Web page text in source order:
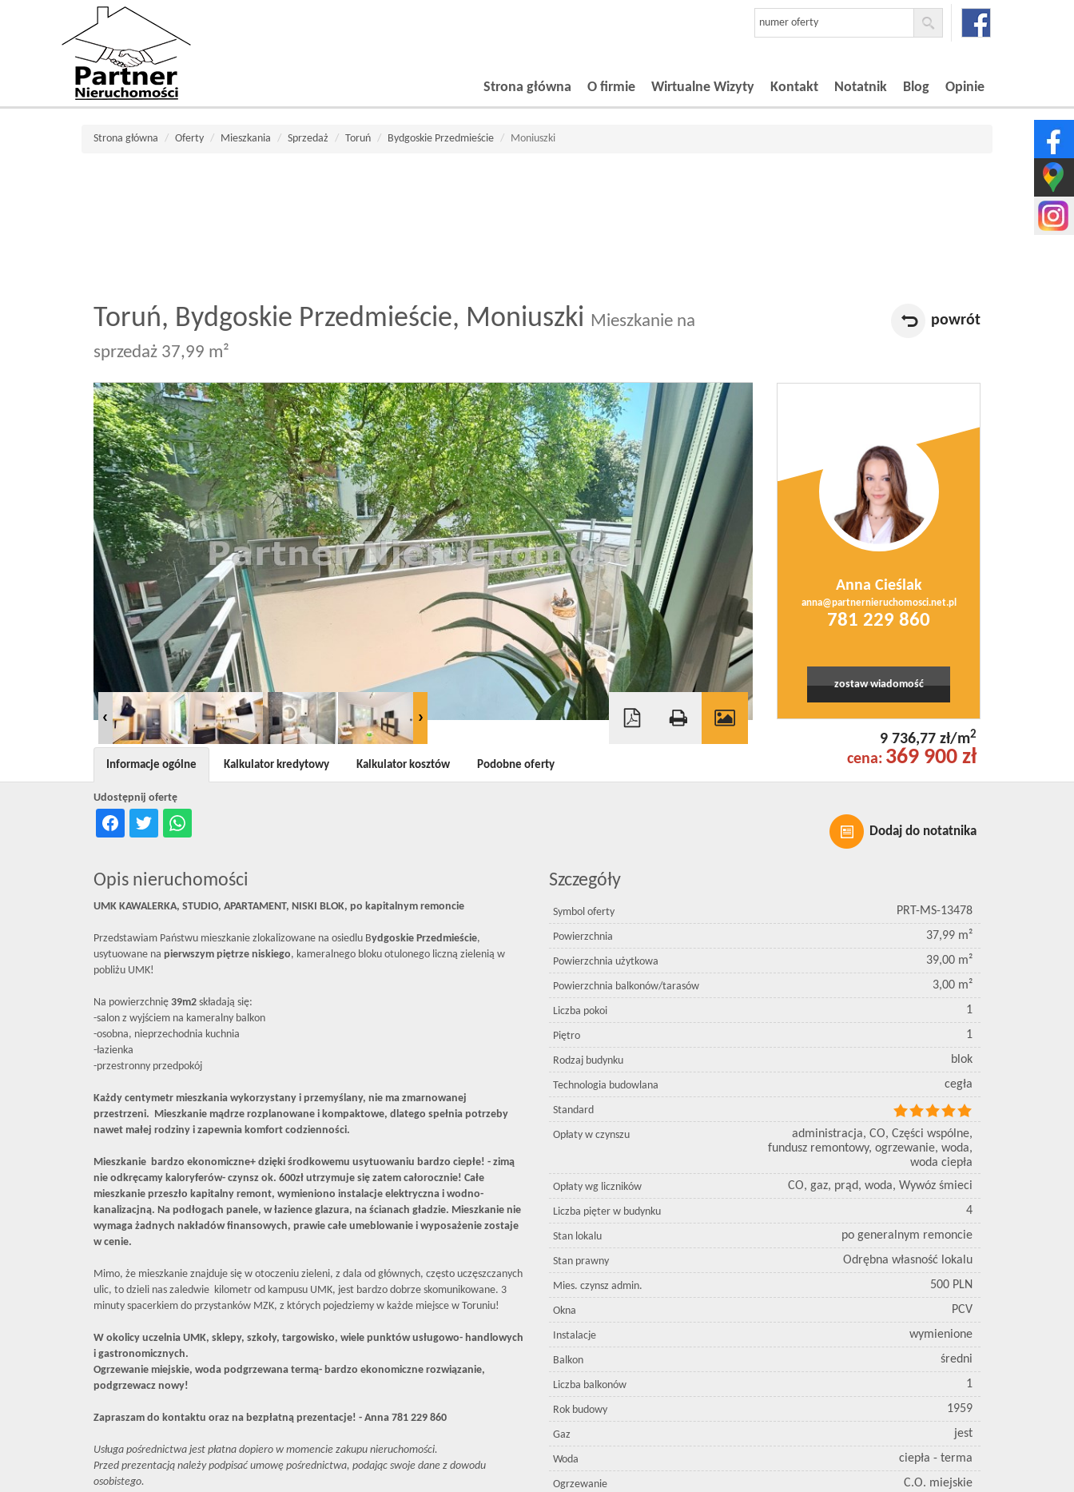
Strona główna O firmie Wirtualne Wizyty Kontakt Notatnik Blog Opinie
Strona główna Oferty Mieszkania Sprzedaż Toruń Bydgoskie Przedmieście Moniuszki
Toruń, Bydgoskie Przedmieście, Moniuszki Mieszkanie na
sprzedaż 37,99 m²
powrót
Anna Cieślak
anna@partnernieruchomosci.net.pl
781 229 860
zostaw wiadomość
9 736,77 zł/m2
cena: 369 900 zł
Dodaj do notatnika
Udostępnij ofertę
Informacje ogólne Kalkulator kredytowy Kalkulator kosztów Podobne oferty
Opis nieruchomości
UMK KAWALERKA, STUDIO, APARTAMENT, NISKI BLOK, po kapitalnym remoncie
Przedstawiam Państwu mieszkanie zlokalizowane na osiedlu Bydgoskie Przedmieście,
usytuowane na pierwszym piętrze niskiego, kameralnego bloku otulonego liczną zielenią w
pobliżu UMK!
Na powierzchnię 39m2 składają się:
-salon z wyjściem na kameralny balkon
-osobna, nieprzechodnia kuchnia
-łazienka
-przestronny przedpokój
Każdy centymetr mieszkania wykorzystany i przemyślany, nie ma zmarnowanej
przestrzeni. Mieszkanie mądrze rozplanowane i kompaktowe, dlatego spełnia potrzeby
nawet małej rodziny i zapewnia komfort codzienności.
Mieszkanie bardzo ekonomiczne+ dzięki środkowemu usytuowaniu bardzo ciepłe! - zimą
nie odkręcamy kaloryferów- czynsz ok. 600zł utrzymuje się zatem całorocznie! Całe
mieszkanie przeszło kapitalny remont, wymieniono instalacje elektryczna i wodno-
kanalizacjną. Na podłogach panele, w łazience glazura, na ścianach gładzie. Mieszkanie nie
wymaga żadnych nakładów finansowych, prawie całe umeblowanie i wyposażenie zostaje
w cenie.
Mimo, że mieszkanie znajduje się w otoczeniu zieleni, z dala od głównych, często uczęszczanych
ulic, to dzieli nas zaledwie kilometr od kampusu UMK, jest bardzo dobrze skomunikowane. 3
minuty spacerkiem do przystanków MZK, z których pojedziemy w każde miejsce w Toruniu!
W okolicy uczelnia UMK, sklepy, szkoły, targowisko, wiele punktów usługowo- handlowych
i gastronomicznych.
Ogrzewanie miejskie, woda podgrzewana termą- bardzo ekonomiczne rozwiązanie,
podgrzewacz nowy!
Zapraszam do kontaktu oraz na bezpłatną prezentacje! - Anna 781 229 860
Usługa pośrednictwa jest płatna dopiero w momencie zakupu nieruchomości.
Przed prezentacją należy podpisać umowę pośrednictwa, podając swoje dane z dowodu
osobistego.
Szczegóły
Symbol oferty PRT-MS-13478
Powierzchnia 37,99 m²
Powierzchnia użytkowa 39,00 m²
Powierzchnia balkonów/tarasów 3,00 m²
Liczba pokoi 1
Piętro 1
Rodzaj budynku blok
Technologia budowlana cegła
Standard
Opłaty w czynszu
administracja, CO, Części wspólne,
fundusz remontowy, ogrzewanie, woda,
woda ciepła
Opłaty wg liczników CO, gaz, prąd, woda, Wywóz śmieci
Liczba pięter w budynku 4
Stan lokalu po generalnym remoncie
Stan prawny Odrębna własność lokalu
Mies. czynsz admin. 500 PLN
Okna PCV
Instalacje wymienione
Balkon średni
Liczba balkonów 1
Rok budowy 1959
Gaz jest
Woda ciepła - terma
Ogrzewanie C.O. miejskie